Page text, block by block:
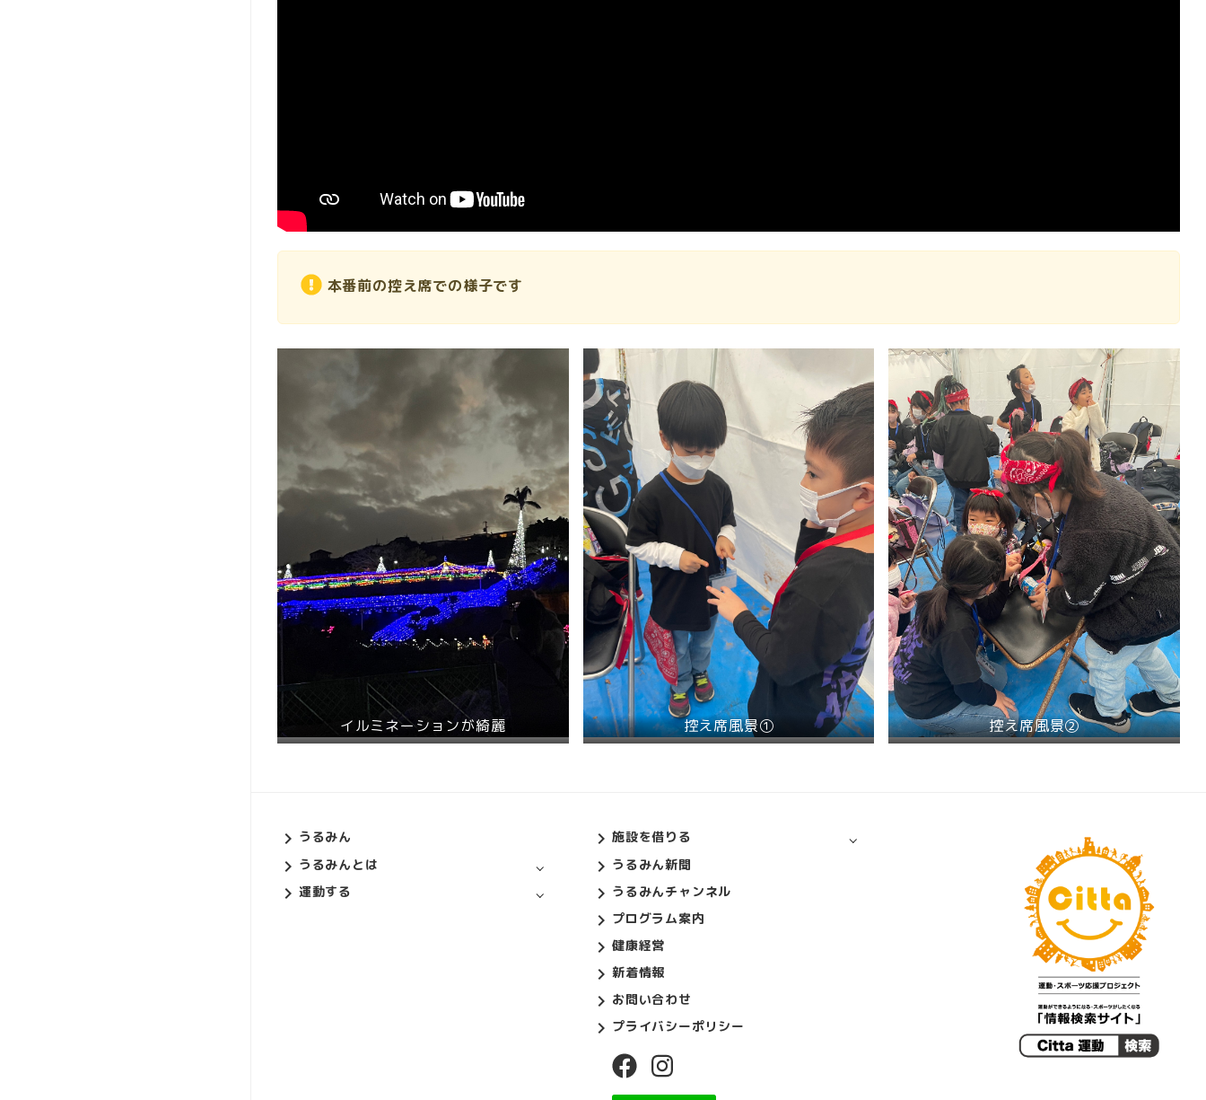
本番前の控え席での様子です
イルミネーションが綺麗 控え席風景① 控え席風景➁
うるみん
うるみんとは
運動する
施設を借りる
うるみん新聞
うるみんチャンネル
プログラム案内
健康経営
新着情報
お問い合わせ
プライバシーポリシー